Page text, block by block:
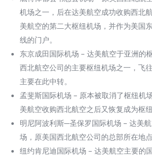
机场之一，后在达美航空成功收购西北
美航空的第二大枢纽机场，并作为美国
线的门户。
东京成田国际机场 – 达美航空于亚洲的
西北航空公司的主要枢纽机场之一，飞
主要在此中转。
孟斐斯国际机场 – 原本被取消了枢纽机
美航空收购西北航空之后又恢复成为枢纽
明尼阿波利斯─圣保罗国际机场 – 达美
场，原美国西北航空公司的总部所在地点
纽约肯尼迪国际机场 – 达美航空主要的